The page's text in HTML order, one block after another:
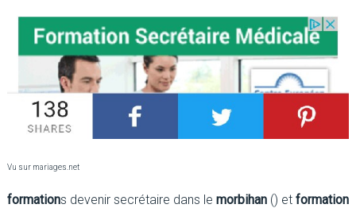
Vu sur mariages.net
formations devenir secrétaire dans le morbihan() et formation